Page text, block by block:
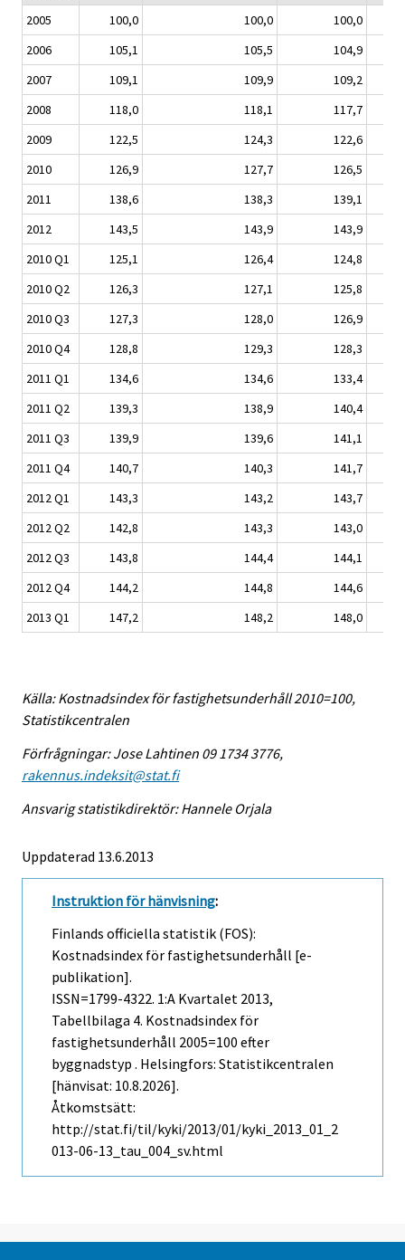
2005 100,0 100,0
100,0
2006
105,1 105,5
104,9
2007
109,1 109,9
109,2
2008
118,0 118,1
117,7
2009
122,5 124,3
122,6
2010
126,9 127,7
126,5
2011
138,6 138,3
139,1
2012
143,5 143,9
143,9
2010 Q1
125,1 126,4
124,8
2010 Q2
126,3 127,1
125,8
2010 Q3
127,3 128,0
126,9
2010 Q4
128,8 129,3
128,3
2011 Q1
134,6 134,6
133,4
2011 Q2
139,3 138,9
140,4
2011 Q3
139,9 139,6
141,1
2011 Q4
140,7 140,3
141,7
2012 Q1
143,3 143,2
143,7
2012 Q2
142,8 143,3
143,0
2012 Q3
143,8 144,4
144,1
2012 Q4
144,2 144,8
144,6
2013 Q1
147,2 148,2 148,0
Källa: Kostnadsindex för fastighetsunderhåll 2010=100,
Statistikcentralen
Förfrågningar: Jose Lahtinen 09 1734 3776,
rakennus.indeksit@stat.fi
Ansvarig statistikdirektör: Hannele Orjala
Uppdaterad 13.6.2013
Instruktion för hänvisning:
Finlands officiella statistik (FOS):
Kostnadsindex för fastighetsunderhåll [e-
publikation].
ISSN=1799-4322. 1:a Kvartalet 2013,
Tabellbilaga 4. Kostnadsindex för
fastighetsunderhåll 2005=100 efter
byggnadstyp . Helsingfors: Statistikcentralen
[hänvisat: 10.8.2026].
Åtkomstsätt:
http://stat.fi/til/kyki/2013/01/kyki_2013_01_2
013-06-13_tau_004_sv.html